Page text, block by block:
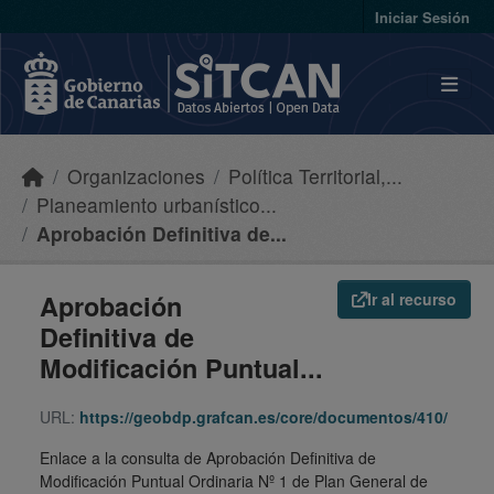
Iniciar Sesión
Organizaciones
Política Territorial,...
Planeamiento urbanístico...
Aprobación Definitiva de...
Ir al recurso
Aprobación
Definitiva de
Modificación Puntual...
URL: https://geobdp.grafcan.es/core/documentos/410/
Enlace a la consulta de Aprobación Definitiva de
Modificación Puntual Ordinaria Nº 1 de Plan General de